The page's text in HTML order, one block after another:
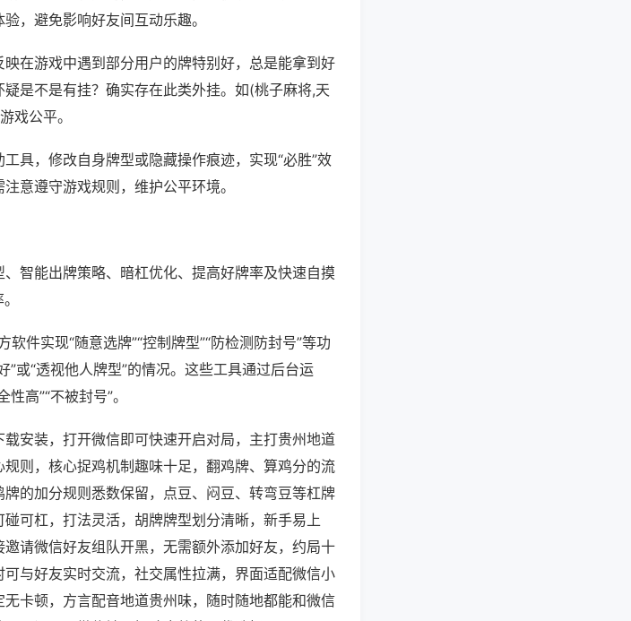
，避免影响好友间互动乐趣。
在游戏中遇到部分用户的牌特别好，总是能拿到好
是不是有挂？确实存在此类外挂。如(桃子麻将,天
戏公平。
具，修改自身牌型或隐藏操作痕迹，实现“必胜”效
意遵守游戏规则，维护公平环境。
智能出牌策略、暗杠优化、提高好牌率及快速自摸
件实现“随意选牌”“控制牌型”“防检测防封号”等功
或“透视他人牌型”的情况。这些工具通过后台运
高”“不被封号”。
安装，打开微信即可快速开启对局，主打贵州地道
则，核心捉鸡机制趣味十足，翻鸡牌、算鸡分的流
的加分规则悉数保留，点豆、闷豆、转弯豆等杠牌
可杠，打法灵活，胡牌牌型划分清晰，新手易上
请微信好友组队开黑，无需额外添加好友，约局十
与好友实时交流，社交属性拉满，界面适配微信小
卡顿，方言配音地道贵州味，随时随地都能和微信